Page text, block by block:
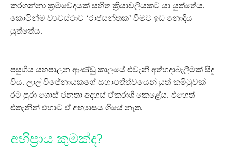
කරගන්නා ක්‍රමවේදයක් සහිත ක්‍රියාවලියකට යා යුත්තේය.
කොටින්ම ව්‍යවස්ථාව ‘රාජසන්තක’ වීමට ඉඩ නොදිය
යුත්තේය.
පසුගිය යහපාලන ආණ්ඩු කාලයේ එවැනි අත්හදාබැලීමක් සිදු
විය. ලාල් විජේනායකගේ සභාපතිත්වයෙන් යුත් කමිටුවක්
රට පුරා ගොස් ජනතා අදහස් ඒකරාශී කෙළේය. එහෙත්
එතැනින් එහාට ඒ අභ්‍යාසය ගියේ නැත.
අභිප්‍රාය කුමක්ද?